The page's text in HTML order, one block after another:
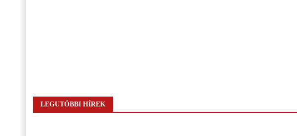
LEGUTÓBBI HÍREK